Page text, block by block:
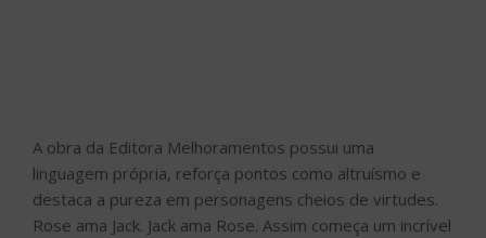
A obra da Editora Melhoramentos possui uma
linguagem própria, reforça pontos como altruísmo e
destaca a pureza em personagens cheios de virtudes.
Rose ama Jack. Jack ama Rose. Assim começa um incrível